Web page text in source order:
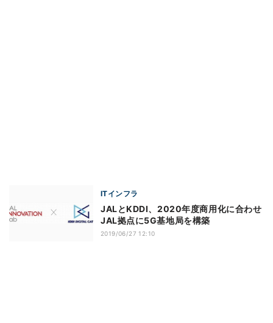
ITインフラ
JALとKDDI、2020年度商用化に合わせ
JAL拠点に5G基地局を構築
2019/06/27 12:10